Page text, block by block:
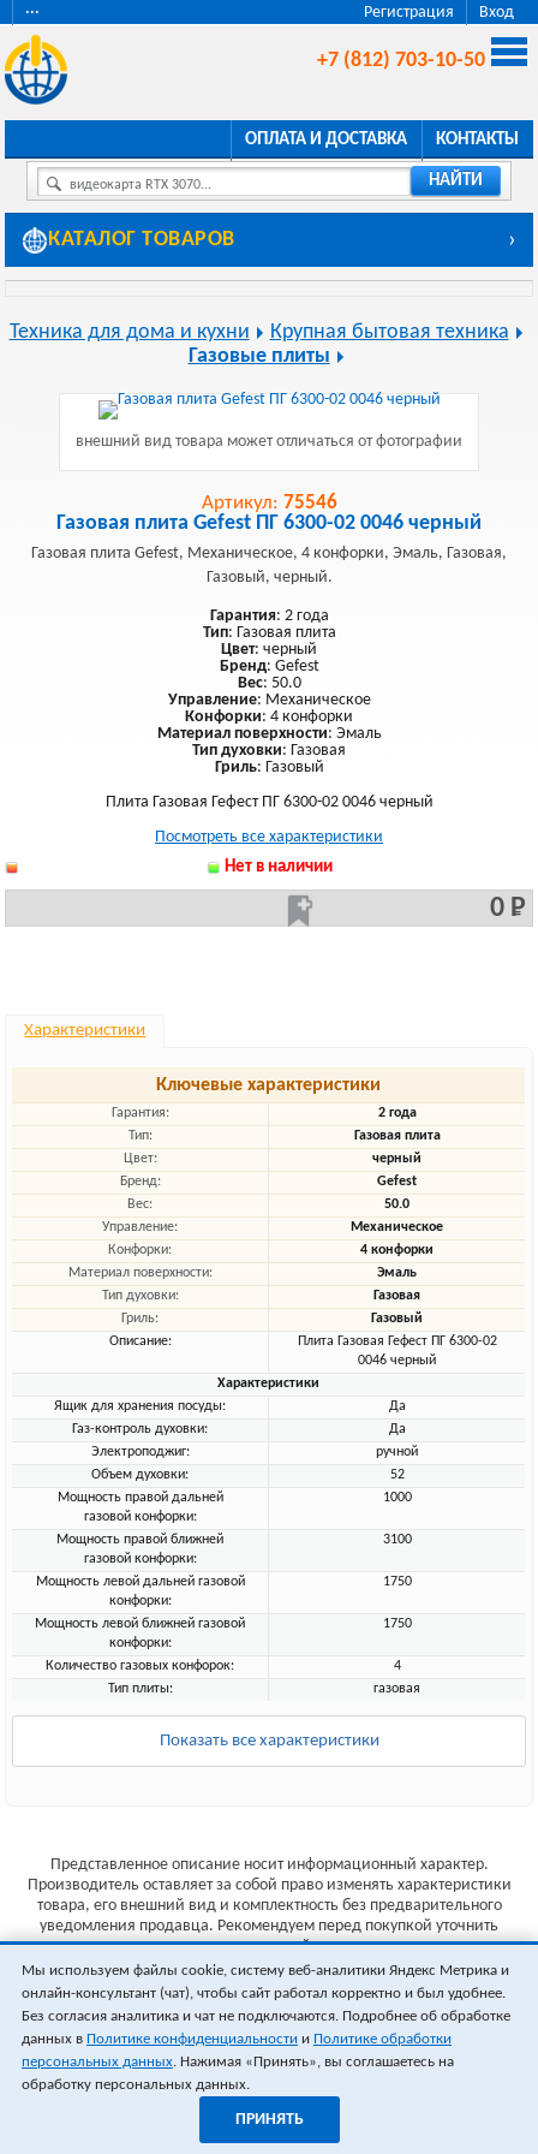
Регистрация Вход
···
+7 (812) 703-10-50
ОПЛАТА И ДОСТАВКА КОНТАКТЫ
видеокарта RTX 3070... НАЙТИ
КАТАЛОГ ТОВАРОВ ›
Техника для дома и кухни
Крупная бытовая техника
Газовые плиты
внешний вид товара может отличаться от фотографии
Артикул: 75546
Газовая плита Gefest ПГ 6300-02 0046 черный
Газовая плита Gefest, Механическое, 4 конфорки, Эмаль, Газовая,
Газовый, черный.
Гарантия: 2 года
Тип: Газовая плита
Цвет: черный
Бренд: Gefest
Вес: 50.0
Управление: Механическое
Конфорки: 4 конфорки
Материал поверхности: Эмаль
Тип духовки: Газовая
Гриль: Газовый
Плита Газовая Гефест ПГ 6300-02 0046 черный
Посмотреть все характеристики
Нет в наличии
0 Р
Характеристики
Ключевые характеристики
Гарантия:
2 года
Тип:
Газовая плита
Цвет:
черный
Бренд:
Gefest
Вес:
50.0
Управление:
Механическое
Конфорки:
4 конфорки
Материал поверхности:
Эмаль
Тип духовки:
Газовая
Гриль:
Газовый
Описание:
Плита Газовая Гефест ПГ 6300-02
0046 черный
Характеристики
Ящик для хранения посуды:
Да
Газ-контроль духовки:
Да
Электроподжиг:
ручной
Объем духовки:
52
Мощность правой дальней
газовой конфорки:
1000
Мощность правой ближней
газовой конфорки:
3100
Мощность левой дальней газовой
конфорки:
1750
Мощность левой ближней газовой
конфорки:
1750
Количество газовых конфорок:
4
Тип плиты:
газовая
Показать все характеристики
Представленное описание носит информационный характер.
Производитель оставляет за собой право изменять характеристики
товара, его внешний вид и комплектность без предварительного
уведомления продавца. Рекомендуем перед покупкой уточнить
характеристики товара на сайте производителя.
Указанные цены не являются публичной офертой (ст.435 ГК РФ).
Стоимость и наличие товара уточняйте у менеджера.
Мы используем файлы cookie, систему веб-аналитики Яндекс Метрика и
онлайн-консультант (чат), чтобы сайт работал корректно и был удобнее.
Без согласия аналитика и чат не подключаются. Подробнее об обработке
данных в Политике конфиденциальности и Политике обработки
персональных данных. Нажимая «Принять», вы соглашаетесь на
обработку персональных данных.
ПРИНЯТЬ